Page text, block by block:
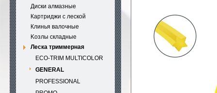
Диски алмазные
Картриджи с леской
Клинья валочные
Kозлы складные
Леска триммерная
ECO-TRIM MULTICOLOR
GENERAL
PROFESSIONAL